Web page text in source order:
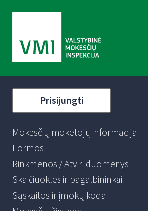
Prisijungti
Mokesčių mokėtojų informacija
Formos
Rinkmenos / Atviri duomenys
Skaičiuoklės ir pagalbininkai
Sąskaitos ir įmokų kodai